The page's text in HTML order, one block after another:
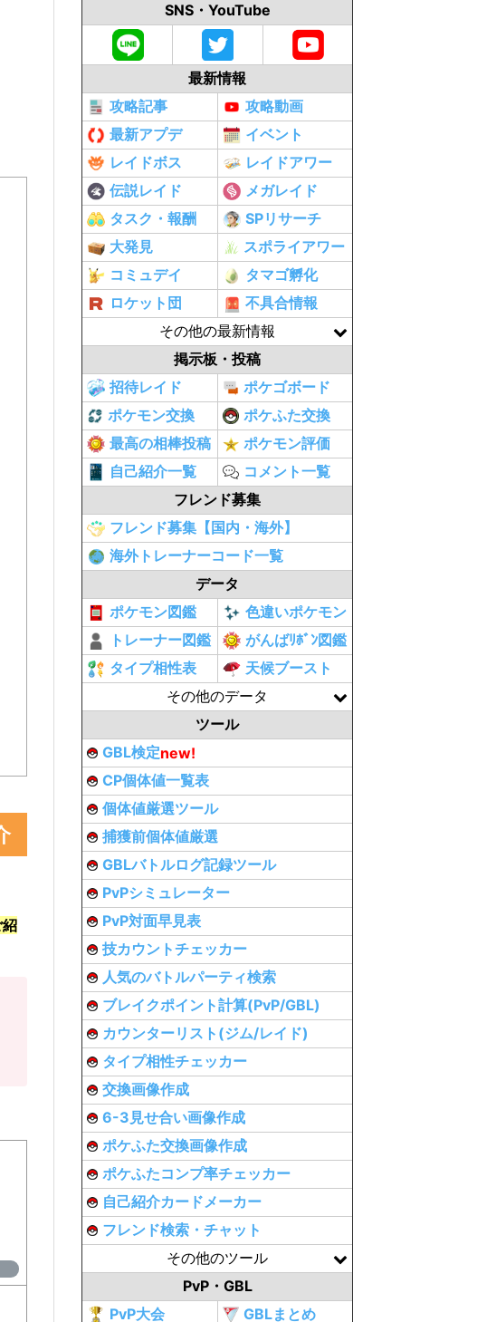
SNS・YouTube
最新情報
攻略記事
攻略動画
最新アプデ
イベント
レイドボス
レイドアワー
伝説レイド
メガレイド
タスク・報酬
SPリサーチ
大発見
スポライアワー
コミュデイ
タマゴ孵化
ロケット団
不具合情報
その他の最新情報
掲示板・投稿
招待レイド
ポケゴボード
ポケモン交換
ポケふた交換
最高の相棒投稿
ポケモン評価
自己紹介一覧
コメント一覧
フレンド募集
フレンド募集【国内・海外】
海外トレーナーコード一覧
データ
ポケモン図鑑
色違いポケモン
トレーナー図鑑
がんばﾘﾎﾞﾝ図鑑
タイプ相性表
天候ブースト
その他のデータ
ツール
GBL検定new!
CP個体値一覧表
個体値厳選ツール
捕獲前個体値厳選
GBLバトルログ記録ツール
PvPシミュレーター
PvP対面早見表
技カウントチェッカー
人気のバトルパーティ検索
ブレイクポイント計算(PvP/GBL)
カウンターリスト(ジム/レイド)
タイプ相性チェッカー
交換画像作成
6-3見せ合い画像作成
ポケふた交換画像作成
ポケふたコンプ率チェッカー
自己紹介カードメーカー
フレンド検索・チャット
その他のツール
PvP・GBL
PvP大会
GBLまとめ